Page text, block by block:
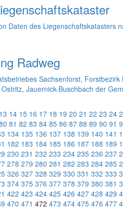
Daten des Liegenschaftskatasters
Radweg
Sachsenforst,
Jauernick-Buschbach der
13 14 15 16 17 18 19 20 21 22 23 24
81 82 83 84 85 86 87 88 89 90 91
134 135 136 137 138 139 140 141
182 183 184 185 186 187 188 189
230 231 232 233 234 235 236 237
278 279 280 281 282 283 284 285
326 327 328 329 330 331 332 333
374 375 376 377 378 379 380 381
422 423 424 425 426 427 428 429
470 471 472 473 474 475 476 477